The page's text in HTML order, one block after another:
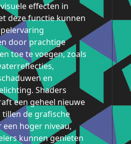
effecten in
deze functie kunnen
door prachtige
toe te voegen, zoals
en
Shaders
een geheel nieuwe
de grafische
hoger niveau,
kunnen genieten